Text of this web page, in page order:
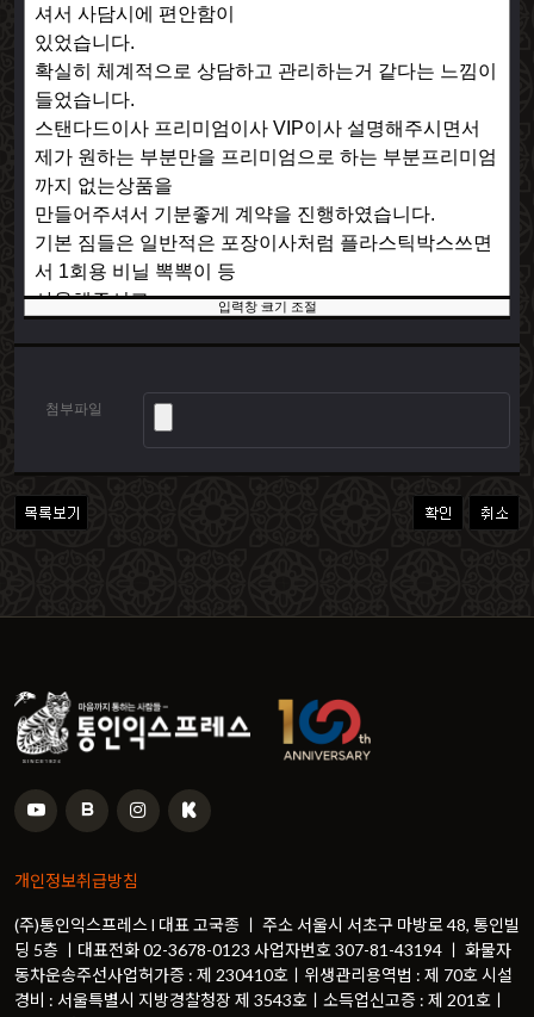
입력창 크기 조절
첨부파일
개인정보취급방침
(주)통인익스프레스 l 대표 고국종 ㅣ 주소 서울시 서초구 마방로 48, 통인빌
딩 5층 ㅣ대표전화 02-3678-0123 사업자번호 307-81-43194 ㅣ 화물자
동차운송주선사업허가증 : 제 230410호ㅣ위생관리용역법 : 제 70호 시설
경비 : 서울특별시 지방경찰청장 제 3543호ㅣ소득업신고증 : 제 201호ㅣ